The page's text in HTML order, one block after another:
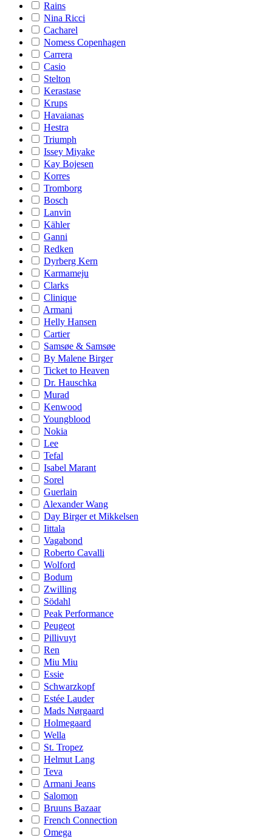
Rains
Nina Ricci
Cacharel
Nomess Copenhagen
Carrera
Casio
Stelton
Kerastase
Krups
Havaianas
Hestra
Triumph
Issey Miyake
Kay Bojesen
Korres
Tromborg
Bosch
Lanvin
Kähler
Ganni
Redken
Dyrberg Kern
Karmameju
Clarks
Clinique
Armani
Helly Hansen
Cartier
Samsøe & Samsøe
By Malene Birger
Ticket to Heaven
Dr. Hauschka
Murad
Kenwood
Youngblood
Nokia
Lee
Tefal
Isabel Marant
Sorel
Guerlain
Alexander Wang
Day Birger et Mikkelsen
Iittala
Vagabond
Roberto Cavalli
Wolford
Bodum
Zwilling
Södahl
Peak Performance
Peugeot
Pillivuyt
Ren
Miu Miu
Essie
Schwarzkopf
Estée Lauder
Mads Nørgaard
Holmegaard
Wella
St. Tropez
Helmut Lang
Teva
Armani Jeans
Salomon
Bruuns Bazaar
French Connection
Omega